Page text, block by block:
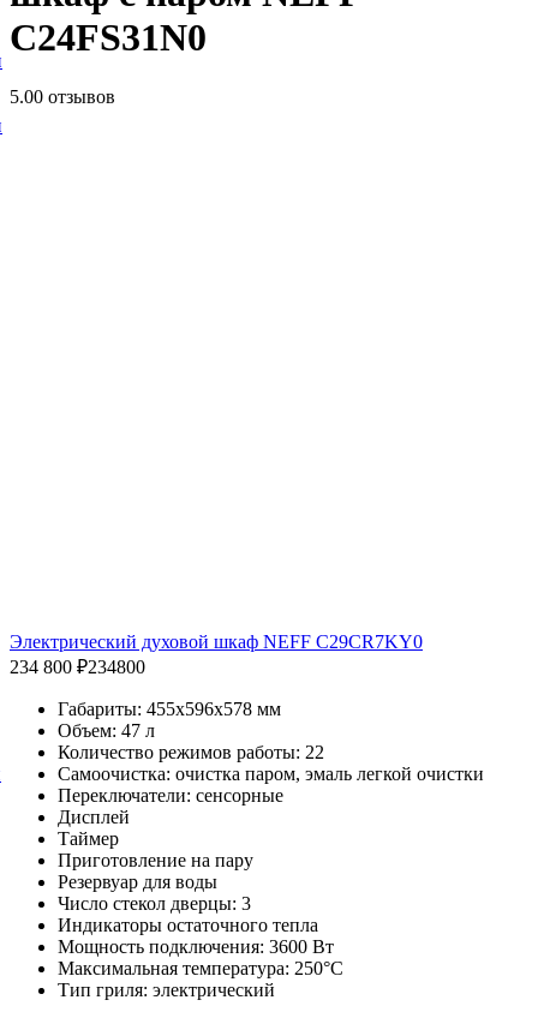
C24FS31N0
5.00 отзывов
Электрический духовой шкаф NEFF C29CR7KY0
234 800 ₽234800
Габариты: 455x596x578 мм
Объем: 47 л
Количество режимов работы: 22
Самоочистка: очистка паром, эмаль легкой очистки
Переключатели: сенсорные
Дисплей
Таймер
Приготовление на пару
Резервуар для воды
Число стекол дверцы: 3
Индикаторы остаточного тепла
Мощность подключения: 3600 Вт
Максимальная температура: 250°С
Тип гриля: электрический